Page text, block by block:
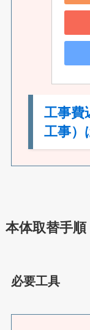
工事費
工事）
本体取替手順
必要工具